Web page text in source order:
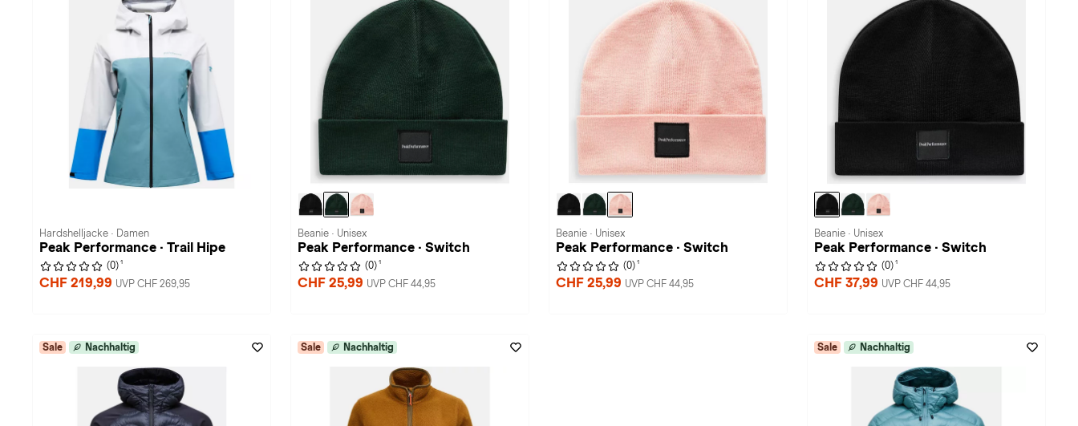
Hardshelljacke · Damen
Peak Performance · Trail Hipe
(0) 1
CHF 219,99 UVP CHF 269,95
Beanie · Unisex
Peak Performance · Switch
(0) 1
CHF 25,99 UVP CHF 44,95
Beanie · Unisex
Peak Performance · Switch
(0) 1
CHF 25,99 UVP CHF 44,95
Beanie · Unisex
Peak Performance · Switch
(0) 1
CHF 37,99 UVP CHF 44,95
Sale Nachhaltig Sale Nachhaltig Sale Nachhaltig